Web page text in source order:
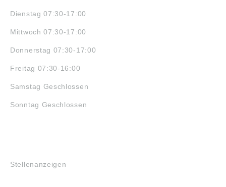
Dienstag 07:30-17:00
Mittwoch 07:30-17:00
Donnerstag 07:30-17:00
Freitag 07:30-16:00
Samstag Geschlossen
Sonntag Geschlossen
Stellenanzeigen